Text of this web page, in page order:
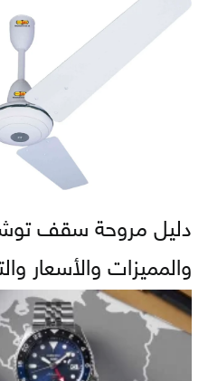
دليل مروحة سقف
والمميزات والأسعار